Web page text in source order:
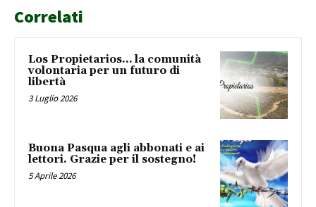
Correlati
Los Propietarios… la comunità
volontaria per un futuro di
libertà
3 Luglio 2026
Buona Pasqua agli abbonati e ai
lettori. Grazie per il sostegno!
5 Aprile 2026